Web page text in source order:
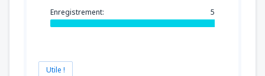
Enregistrement: 5
Utile !